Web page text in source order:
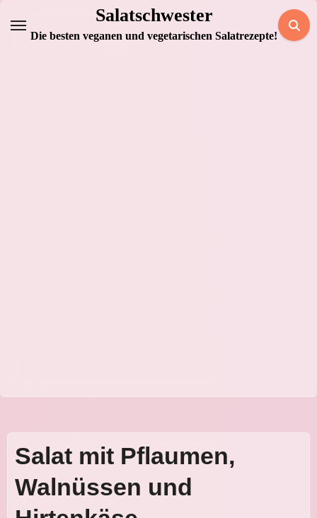
Inhalt
Salatschwester
Die besten veganen und vegetarischen Salatrezepte!
Salat mit Pflaumen,
Walnüssen und